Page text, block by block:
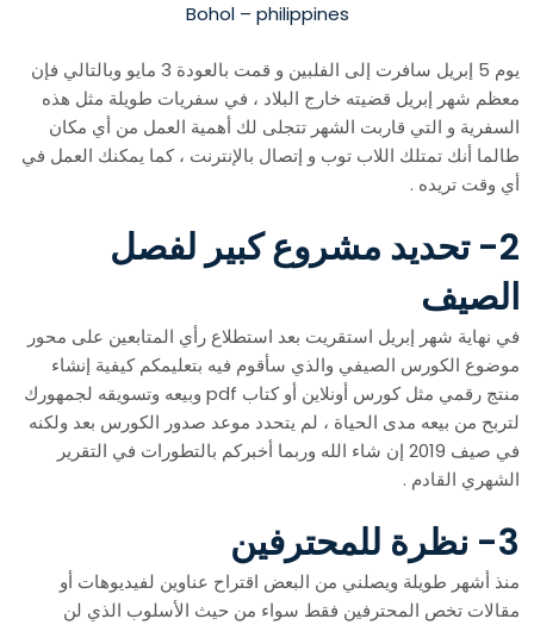
Bohol – philippines
يوم 5 إبريل سافرت إلى الفلبين و قمت بالعودة 3 مايو وبالتالي فإن
معظم شهر إبريل قضيته خارج البلاد ، في سفريات طويلة مثل هذه
السفرية و التي قاربت الشهر تتجلى لك أهمية العمل من أي مكان
طالما أنك تمتلك اللاب توب و إتصال بالإنترنت ، كما يمكنك العمل في
أي وقت تريده .
2- تحديد مشروع كبير لفصل
الصيف
في نهاية شهر إبريل استقريت بعد استطلاع رأي المتابعين على محور
موضوع الكورس الصيفي والذي سأقوم فيه بتعليمكم كيفية إنشاء
منتج رقمي مثل كورس أونلاين أو كتاب pdf وبيعه وتسويقه لجمهورك
لتربح من بيعه مدى الحياة ، لم يتحدد موعد صدور الكورس بعد ولكنه
في صيف 2019 إن شاء الله وربما أخبركم بالتطورات في التقرير
الشهري القادم .
3- نظرة للمحترفين
منذ أشهر طويلة ويصلني من البعض اقتراح عناوين لفيديوهات أو
مقالات تخص المحترفين فقط سواء من حيث الأسلوب الذي لن